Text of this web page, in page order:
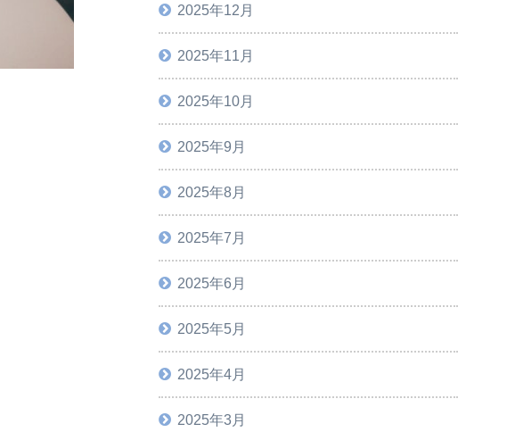
2025年12月
2025年11月
2025年10月
2025年9月
2025年8月
2025年7月
2025年6月
2025年5月
2025年4月
2025年3月